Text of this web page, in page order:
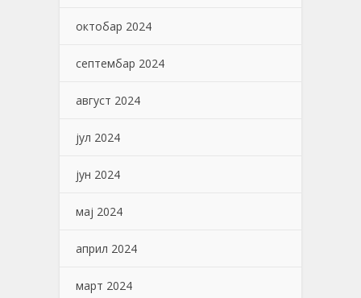
октобар 2024
септембар 2024
август 2024
јул 2024
јун 2024
мај 2024
април 2024
март 2024